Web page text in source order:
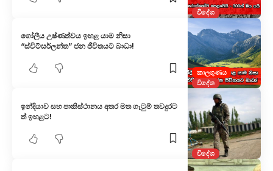
විදේශ
කාලගුණය
විදේශ
ගෝලීය උෂ්ණත්වය ඉහළ යාම නිසා
“ස්විට්සර්ලන්ත” ජන ජීවිතයට බාධා!
විදේශ
ඉන්දියාව සහ පාකිස්ථානය අත​ර මත ගැටුම් තවදුරට​
ත් ඉහළට!